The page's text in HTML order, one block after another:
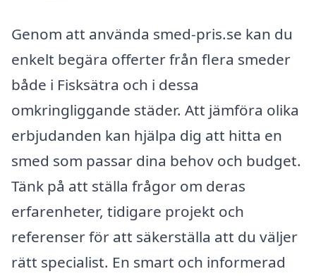
Genom att använda smed-pris.se kan du
enkelt begära offerter från flera smeder
både i Fisksätra och i dessa
omkringliggande städer. Att jämföra olika
erbjudanden kan hjälpa dig att hitta en
smed som passar dina behov och budget.
Tänk på att ställa frågor om deras
erfarenheter, tidigare projekt och
referenser för att säkerställa att du väljer
rätt specialist. En smart och informerad